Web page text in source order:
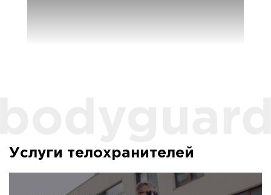
Услуги телохранителей